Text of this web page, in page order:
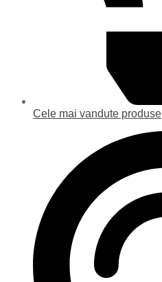
Cele mai vandute produse